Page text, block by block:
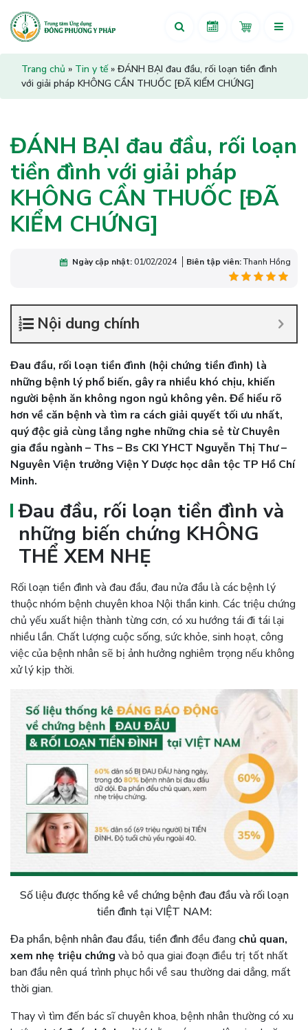
Trang chủ » Tin y tế» ĐÁNH BẠI đau đầu, rối loạn tiền đình
với giải pháp KHÔNG CẦN THUỐC [ĐÃ KIỂM CHỨNG]
ĐÁNH BẠI đau đầu, rối loạn
tiền đình với giải pháp
KHÔNG CẦN THUỐC [ĐÃ
KIỂM CHỨNG]
Ngày cập nhật:01/02/2024 Biên tập viên:Thanh Hồng
Nội dung chính
Đau đầu, rối loạn tiền đình (hội chứng tiền đình) là
những bệnh lý phổ biến, gây ra nhiều khó chịu, khiến
người bệnh ăn không ngon ngủ không yên. Để hiểu rõ
hơn về căn bệnh và tìm ra cách giải quyết tối ưu nhất,
quý độc giả cùng lắng nghe những chia sẻ từ Chuyên
gia đầu ngành – Ths – Bs CKI YHCT Nguyễn Thị Thư –
Nguyên Viện trưởng Viện Y Dược học dân tộc TP Hồ Chí
Minh.
Đau đầu, rối loạn tiền đình và
những biến chứng KHÔNG
THỂ XEM NHẸ
Rối loạn tiền đình và đau đầu, đau nửa đầu là các bệnh lý
thuộc nhóm bệnh chuyên khoa Nội thần kinh. Các triệu chứng
chủ yếu xuất hiện thành từng cơn, có xu hướng tái đi tái lại
nhiều lần. Chất lượng cuộc sống, sức khỏe, sinh hoạt, công
việc của bệnh nhân sẽ bị ảnh hưởng nghiêm trọng nếu không
xử lý kịp thời.
Số liệu được thống kê về chứng bệnh đau đầu và rối loạn
tiền đình tại VIỆT NAM:
Đa phần, bệnh nhân đau đầu, tiền đìnhđều đang chủ quan,
xem nhẹ triệu chứng và bỏ qua giai đoạn điều trị tốt nhất
ban đầu nên quá trình phục hồi về sau thường dai dẳng, mất
thời gian.
Thay vì tìm đến bác sĩ chuyên khoa, bệnh nhân thường có xu